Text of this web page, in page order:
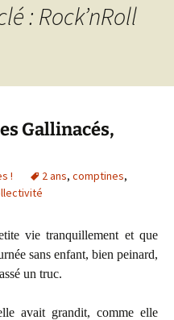
: Rock’nRoll
Gallinacés,
! 2 ans, comptines,
vie tranquillement et que
sans enfant, bien peinard,
un truc.
avait grandit, comme elle